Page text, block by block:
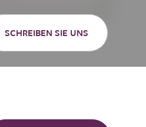
SCHREIBEN SIE UNS